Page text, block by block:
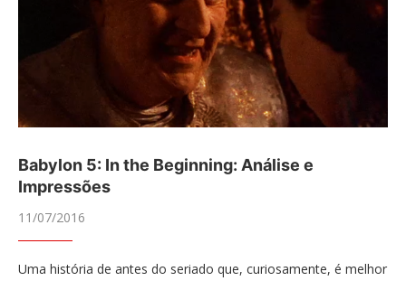
Babylon 5: In the Beginning: Análise e
Impressões
11/07/2016
Uma história de antes do seriado que, curiosamente, é melhor